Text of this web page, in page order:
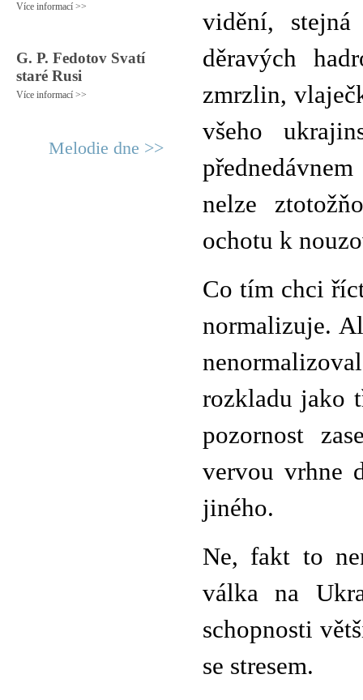
Více informací >>
G. P. Fedotov Svatí
staré Rusi
Více informací >>
Melodie dne >>
vidění,
děravých
zmrzlin,
všeho
nelze
ochotu k
Co tím chci
normalizuje.
rozkladu jako
pozornost
vervou vrhne
jiného.
Ne, fakt to
válka na
schopnosti
se stresem.